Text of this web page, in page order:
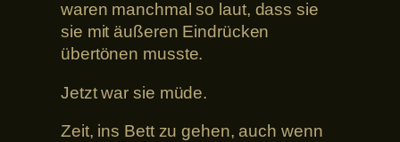
waren manchmal so laut, dass sie
sie mit äußeren Eindrücken
übertönen musste.
Jetzt war sie müde.
Zeit, ins Bett zu gehen, auch wenn